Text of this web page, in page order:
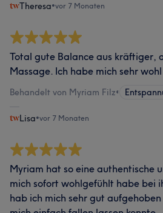
Theresa•vor 7 Monaten
Total gute Balance aus kräftiger,
Massage. Ich habe mich sehr
Behandelt von Myriam Filz•
Lisa•vor 7 Monaten
Myriam hat so eine authentische
mich sofort wohlgefühlt habe bei
hab ich mich sehr gut